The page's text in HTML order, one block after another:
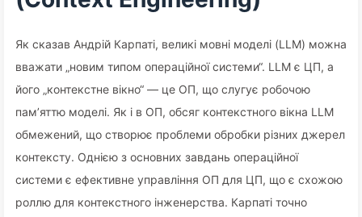
Як сказав Андрій Карпаті, великі мовні моделі (LLM) можна
вважати „новим типом операційної системи“. LLM є ЦП, а
його „контекстне вікно“ — це ОП, що слугує робочою
пам’яттю моделі. Як і в ОП, обсяг контекстного вікна LLM
обмежений, що створює проблеми обробки різних джерел
контексту. Однією з основних завдань операційної
системи є ефективне управління ОП для ЦП, що є схожою
роллю для контекстного інженерства. Карпаті точно